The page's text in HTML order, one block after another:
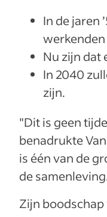
In de jaren
Nu zijn dat
In 2040
zijn.
"Dit is geen
benadrukte
is één van de
de
Zijn